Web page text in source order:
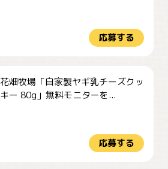
応募する
花畑牧場「自家製ヤギ乳チーズクッ
キー 80g」無料モニターを...
応募する